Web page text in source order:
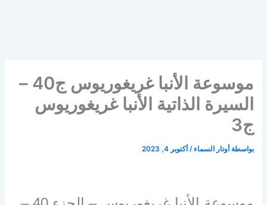
موسوعة الأنبا غريغوريوس ج40 –
السيرة الذاتية الأنبا غريغوريوس
ج3
بواسطة أوتار السماء/ أكتوبر 4, 2023